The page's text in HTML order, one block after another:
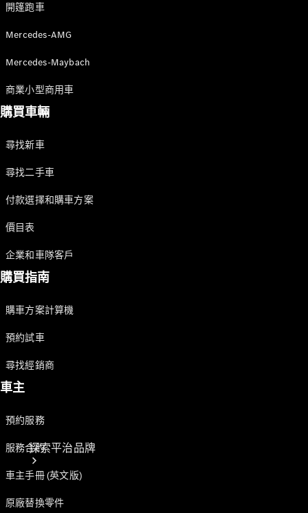
所有服務
充電解決方
案
預約服務
支援
服務和維修
Mercedes-
車主手冊
支援和聯絡
探索平治品牌
開篷跑車
Mercedes-AMG
Mercedes-Maybach
商業小型商用車
購買車輛
尋找新車
尋找二手車
付款選擇和購車方案
價目表
企業和車隊客戶
購買指南
購車方案計算機
預約試車
尋找經銷商
車主
預約服務
服務合約
車主手冊 (英文版)
原廠替換零件